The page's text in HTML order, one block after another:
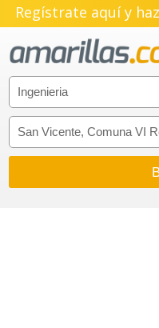
Regístrate aquí y